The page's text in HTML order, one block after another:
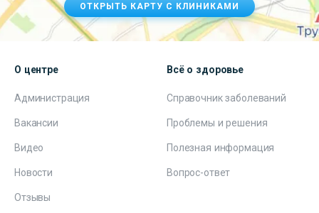
ОТКРЫТЬ КАРТУ С КЛИНИКАМИ
О центре
Администрация
Вакансии
Видео
Новости
Отзывы
Всё о здоровье
Справочник заболеваний
Проблемы и решения
Полезная информация
Вопрос-ответ